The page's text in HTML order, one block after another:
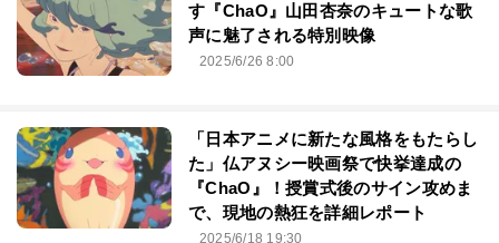
す『ChaO』山田杏奈のキュートな歌
声に魅了される特別映像
2025/6/26 8:00
「日本アニメに新たな風格をもたらし
た」仏アヌシー映画祭で快挙達成の
『ChaO』！授賞式後のサイン攻めま
で、現地の熱狂を詳細レポート
2025/6/18 19:30